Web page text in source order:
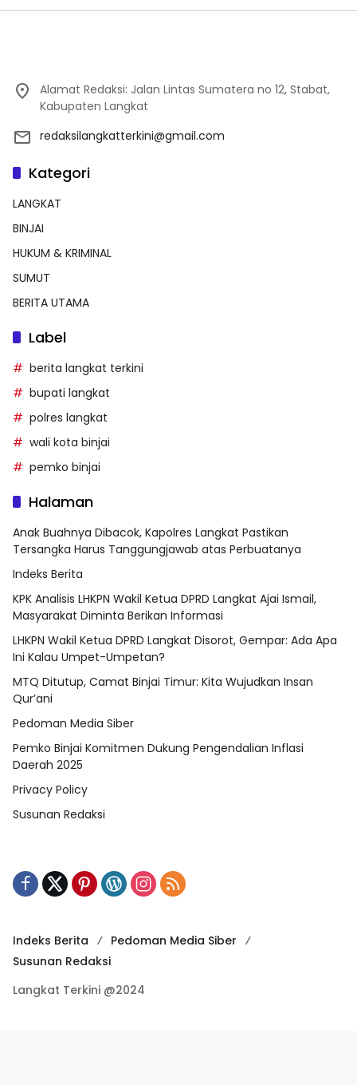
Alamat Redaksi: Jalan Lintas Sumatera no 12, Stabat,
Kabupaten Langkat
redaksilangkatterkini@gmail.com
Kategori
LANGKAT
BINJAI
HUKUM & KRIMINAL
SUMUT
BERITA UTAMA
Label
berita langkat terkini
bupati langkat
polres langkat
wali kota binjai
pemko binjai
Halaman
Anak Buahnya Dibacok, Kapolres Langkat Pastikan
Tersangka Harus Tanggungjawab atas Perbuatanya
Indeks Berita
KPK Analisis LHKPN Wakil Ketua DPRD Langkat Ajai Ismail,
Masyarakat Diminta Berikan Informasi
LHKPN Wakil Ketua DPRD Langkat Disorot, Gempar: Ada Apa
Ini Kalau Umpet-Umpetan?
MTQ Ditutup, Camat Binjai Timur: Kita Wujudkan Insan
Qur’ani
Pedoman Media Siber
Pemko Binjai Komitmen Dukung Pengendalian Inflasi
Daerah 2025
Privacy Policy
Susunan Redaksi
Indeks Berita
Pedoman Media Siber
Susunan Redaksi
Langkat Terkini @2024